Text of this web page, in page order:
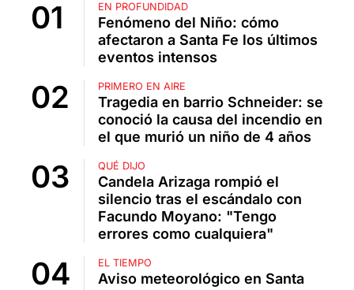
EN PROFUNDIDAD
Fenómeno del Niño: cómo
afectaron a Santa Fe los últimos
eventos intensos
PRIMERO EN AIRE
Tragedia en barrio Schneider: se
conoció la causa del incendio en
el que murió un niño de 4 años
QUÉ DIJO
Candela Arizaga rompió el
silencio tras el escándalo con
Facundo Moyano: "Tengo
errores como cualquiera"
EL TIEMPO
Aviso meteorológico en Santa